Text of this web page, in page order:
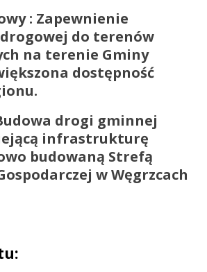
: Zapewnienie
do terenów
na terenie Gminy
dostępność
drogi gminnej
infrastrukturę
budowaną Strefą
w Węgrzcach